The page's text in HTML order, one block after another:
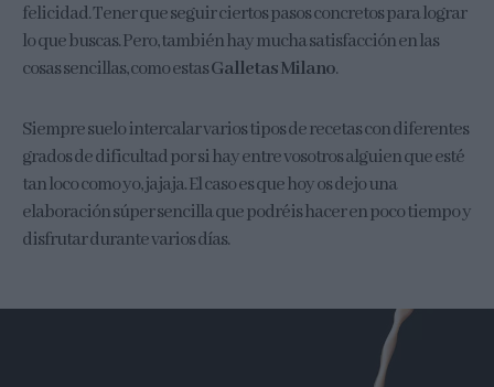
felicidad. Tener que seguir ciertos pasos concretos para lograr
lo que buscas. Pero, también hay mucha satisfacción en las
cosas sencillas, como estasGalletas Milano.
Siempre suelo intercalar varios tipos de recetas con diferentes
grados de dificultad por si hay entre vosotros alguien que esté
tan loco como yo, jajaja. El caso es que hoy os dejo una
elaboración súper sencilla que podréis hacer en poco tiempo y
disfrutar durante varios días.